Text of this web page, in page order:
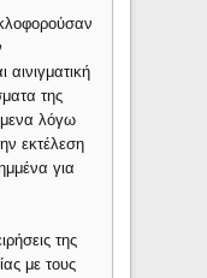
της
λόγω
εκτέλεση
για
της
με τους